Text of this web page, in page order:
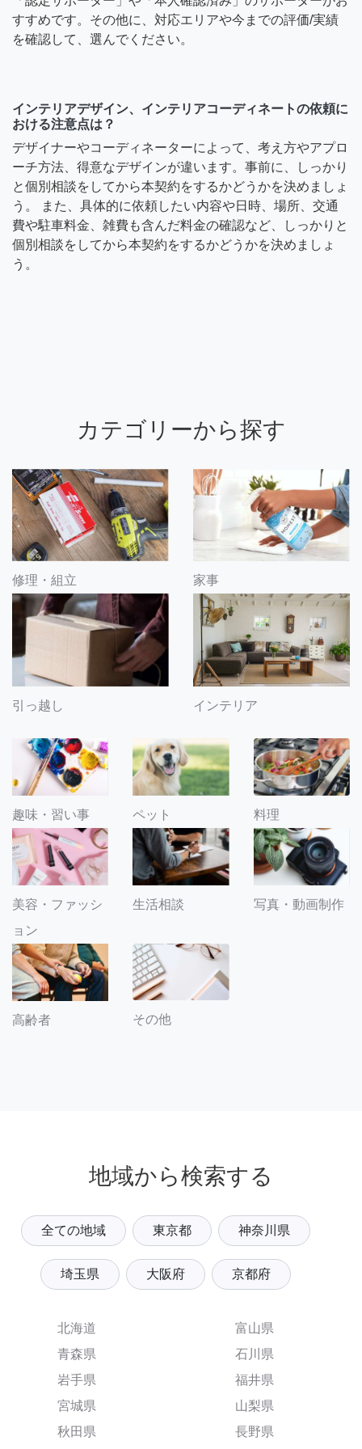
すすめです。その他に、対応エリアや今までの評価/実績
を確認して、選んでください。
インテリアデザイン、インテリアコーディネートの依頼に
おける注意点は？
デザイナーやコーディネーターによって、考え方やアプロ
ーチ方法、得意なデザインが違います。事前に、しっかり
と個別相談をしてから本契約をするかどうかを決めましょ
う。 また、具体的に依頼したい内容や日時、場所、交通
費や駐車料金、雑費も含んだ料金の確認など、しっかりと
個別相談をしてから本契約をするかどうかを決めましょ
う。
カテゴリーから探す
修理・組立 家事
引っ越し インテリア
趣味・習い事 ペット 料理
美容・ファッシ
ョン
生活相談 写真・動画制作
高齢者 その他
地域から検索する
全ての地域 東京都 神奈川県
埼玉県 大阪府 京都府
北海道
青森県
岩手県
宮城県
秋田県
富山県
石川県
福井県
山梨県
長野県